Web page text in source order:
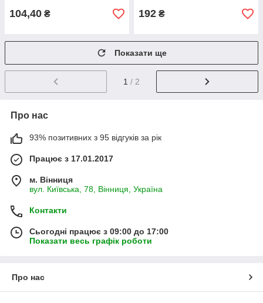
104,40 ₴ 192 ₴
Показати ще
1 / 2
Про нас
93% позитивних з 95 відгуків за рік
Працює з 17.01.2017
м. Вінниця
вул. Київська, 78, Вінниця, Україна
Контакти
Сьогодні працює з 09:00 до 17:00
Показати весь графік роботи
Про нас